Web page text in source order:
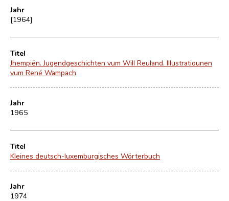
Jahr
[1964]
Titel
Jhempiën. Jugendgeschichten vum Will Reuland. Illustratiounen
vum René Wampach
Jahr
1965
Titel
Kleines deutsch-luxemburgisches Wörterbuch
Jahr
1974